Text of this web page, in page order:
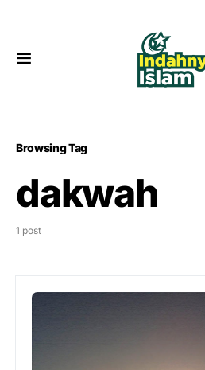
Browsing Tag
dakwah
1 post